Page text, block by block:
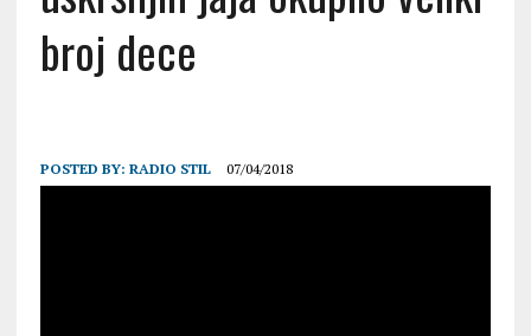
broj dece
POSTED BY: RADIO STIL 07/04/2018